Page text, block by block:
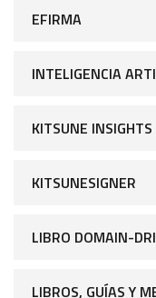
EFIRMA
INTELIGENCIA
KITSUNE INSIGHTS
KITSUNESIGNER
LIBRO DOMAIN-
LIBROS, GUÍAS Y